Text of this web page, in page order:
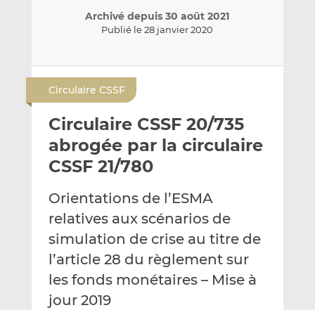
Archivé depuis 30 août 2021
Publié le 28 janvier 2020
y
e
r
p
r
e
m
a
l
a
g
u
r
L
i
n
k
a
g
e
u
r
F
a
c
e
Circulaire CSSF
Circulaire CSSF 20/735
abrogée par la circulaire
CSSF 21/780
Orientations de l’ESMA
relatives aux scénarios de
simulation de crise au titre de
l’article 28 du règlement sur
les fonds monétaires – Mise à
jour 2019